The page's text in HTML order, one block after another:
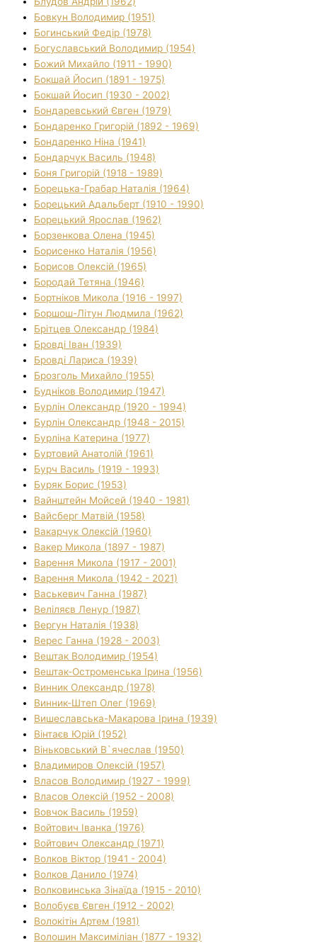
Бовкун Володимир (1951)
Богинський Федір (1978)
Богуславський Володимир (1954)
Божий Михайло (1911 - 1990)
Бокшай Йосип (1891 - 1975)
Бокшай Йосип (1930 - 2002)
Бондаревський Євген (1979)
Бондаренко Григорій (1892 - 1969)
Бондаренко Ніна (1941)
Бондарчук Василь (1948)
Боня Григорій (1918 - 1989)
Борецька-Грабар Наталія (1964)
Борецький Адальберт (1910 - 1990)
Борецький Ярослав (1962)
Борзенкова Олена (1945)
Борисенко Наталія (1956)
Борисов Олексій (1965)
Бородай Тетяна (1946)
Бортніков Микола (1916 - 1997)
Боршош-Літун Людмила (1962)
Брітцев Олександр (1984)
Бровді Іван (1939)
Бровді Лариса (1939)
Брозголь Михайло (1955)
Будніков Володимир (1947)
Бурлін Олександр (1920 - 1994)
Бурлін Олександр (1948 - 2015)
Бурліна Катерина (1977)
Буртовий Анатолій (1961)
Бурч Василь (1919 - 1993)
Буряк Борис (1953)
Вайнштейн Мойсей (1940 - 1981)
Вайсберг Матвій (1958)
Вакарчук Олексій (1960)
Вакер Микола (1897 - 1987)
Варення Микола (1917 - 2001)
Варення Микола (1942 - 2021)
Васькевич Ганна (1987)
Веліляєв Ленур (1987)
Вергун Наталія (1938)
Верес Ганна (1928 - 2003)
Вештак Володимир (1954)
Вештак-Остроменська Ірина (1956)
Винник Олександр (1978)
Винник-Штеп Олег (1969)
Вишеславська-Макарова Ірина (1939)
Вінтаєв Юрій (1952)
Віньковський В`ячеслав (1950)
Владимиров Олексій (1957)
Власов Володимир (1927 - 1999)
Власов Олексій (1952 - 2008)
Вовчок Василь (1959)
Войтович Іванка (1976)
Войтович Олександр (1971)
Волков Віктор (1941 - 2004)
Волков Данило (1974)
Волковинська Зінаїда (1915 - 2010)
Волобуєв Євген (1912 - 2002)
Волокітін Артем (1981)
Волошин Максиміліан (1877 - 1932)